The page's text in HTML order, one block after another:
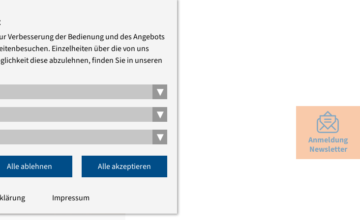
Anmeldung
Newsletter
Verbesserung der Bedienung und des Angebots
Einzelheiten über die von uns
diese abzulehnen, finden Sie in unseren
▾
▾
▾
Alle ablehnen Alle akzeptieren
Impressum